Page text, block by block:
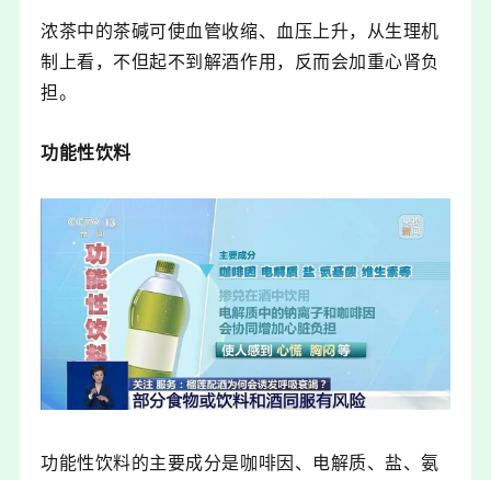
浓茶中的茶碱可使血管收缩、血压上升，从生理机
制上看，不但起不到解酒作用，反而会加重心肾负
担。
功能性饮料
功能性饮料的主要成分是咖啡因、电解质、盐、氨